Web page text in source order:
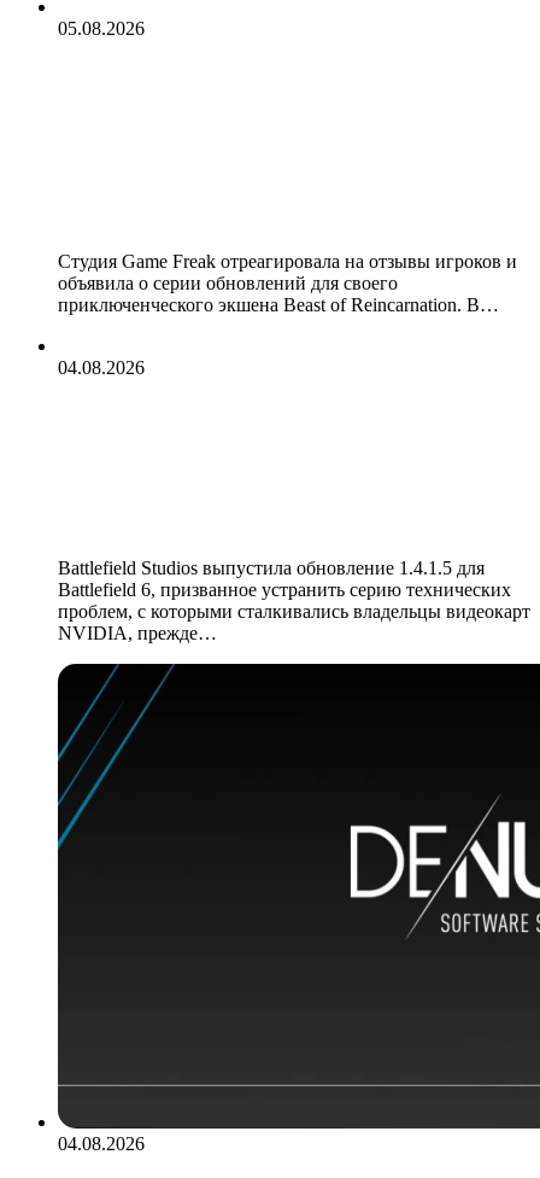
05.08.2026
Студия Game Freak отреагировала на отзывы игроков и
объявила о серии обновлений для своего
приключенческого экшена Beast of Reincarnation. В…
04.08.2026
Battlefield Studios выпустила обновление 1.4.1.5 для
Battlefield 6, призванное устранить серию технических
проблем, с которыми сталкивались владельцы видеокарт
NVIDIA, прежде…
04.08.2026